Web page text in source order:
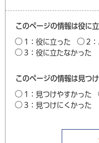
このページの情報は役に
1：役に立った
2：
3：役に立たなかった
このページの情報は見つ
1：見つけやすかった
3：見つけにくかった